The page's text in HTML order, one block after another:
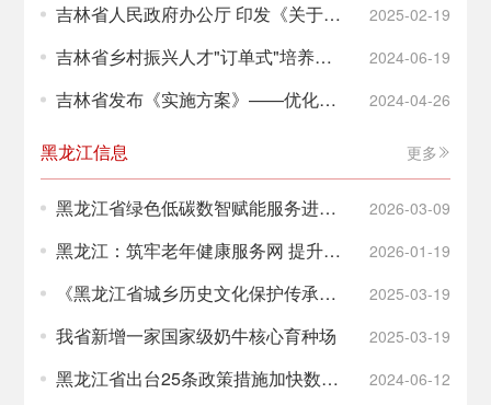
（2025年1月24日）
吉林省人民政府办公厅 印发《关于进
费的若干措施》的通知
2025-02-19
吉林省乡村振兴人才"订单式"培养工
2024-06-19
吉林省发布《实施方案》——优化支
2024-04-26
黑龙江信息 更多
黑龙江省绿色低碳数智赋能服务进企
2026-03-09
黑龙江：筑牢老年健康服务网 提升老
2026-01-19
《黑龙江省城乡历史文化保护传承体
读
2025-03-19
我省新增一家国家级奶牛核心育种场 2025-03-19
黑龙江省出台25条政策措施加快数字
2024-06-12